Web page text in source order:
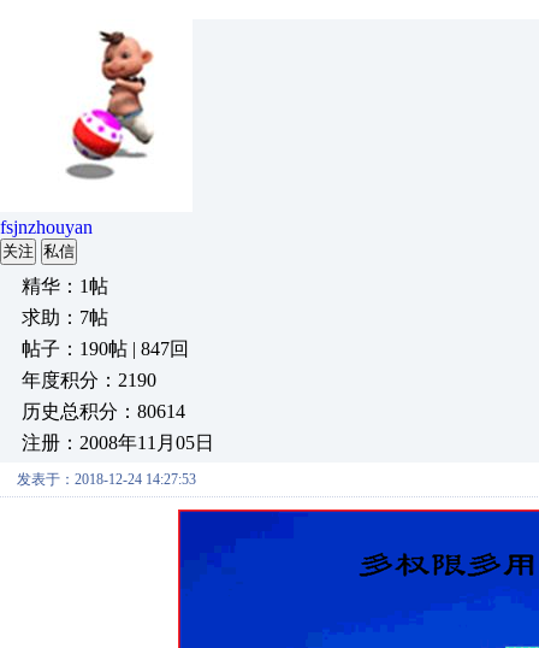
fsjnzhouyan
关注 私信
精华：1帖
求助：7帖
帖子：190帖 | 847回
年度积分：2190
历史总积分：80614
注册：2008年11月05日
发表于：2018-12-24 14:27:53